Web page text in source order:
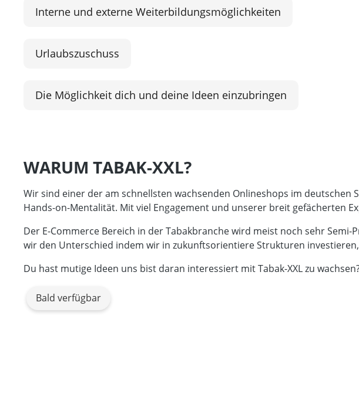
Interne und externe Weiterbildungsmöglichkeiten
Urlaubszuschuss
Die Möglichkeit dich und deine Ideen einzubringen
WARUM TABAK-XXL?
Wir sind einer der am schnellsten wachsenden Onlineshops im
Hands-on-Mentalität. Mit viel Engagement und unserer breit gefächerten
Der E-Commerce Bereich in der Tabakbranche wird meist noch sehr
wir den Unterschied indem wir in zukunftsorientiere Strukturen
Du hast mutige Ideen uns bist daran interessiert mit Tabak-XXL zu
Bald verfügbar